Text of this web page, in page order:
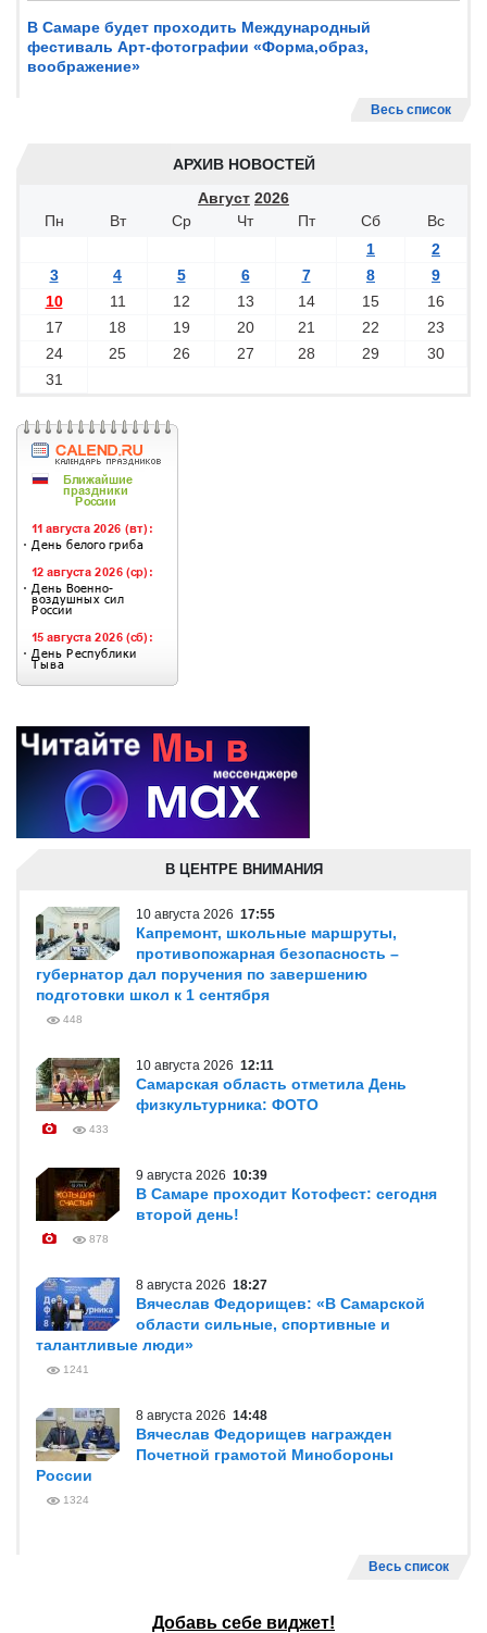
В Самаре будет проходить Международный
фестиваль Арт-фотографии «Форма,образ,
воображение»
Весь список
АРХИВ НОВОСТЕЙ
Август 2026
Пн
Вт Ср Чт Пт Сб
Вс
1
2
3
4 5 6 7 8
9
10
11 12 13 14 15
16
17
18 19 20 21 22
23
24
25 26 27 28 29
30
31
В ЦЕНТРЕ ВНИМАНИЯ
10 августа 2026 17:55
Капремонт, школьные маршруты,
противопожарная безопасность –
губернатор дал поручения по завершению
подготовки школ к 1 сентября
448
10 августа 2026 12:11
Самарская область отметила День
физкультурника: ФОТО
433
9 августа 2026 10:39
В Самаре проходит Котофест: сегодня
второй день!
878
8 августа 2026 18:27
Вячеслав Федорищев: «В Самарской
области сильные, спортивные и
талантливые люди»
1241
8 августа 2026 14:48
Вячеслав Федорищев награжден
Почетной грамотой Минобороны
России
1324
Весь список
Добавь себе виджет!